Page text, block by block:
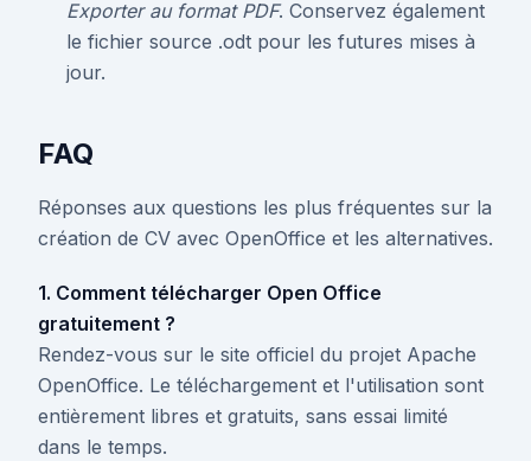
Exporter au format PDF. Conservez également
le fichier source .odt pour les futures mises à
jour.
FAQ
Réponses aux questions les plus fréquentes sur la
création de CV avec OpenOffice et les alternatives.
1. Comment télécharger Open Office
gratuitement ?
Rendez-vous sur le site officiel du projet Apache
OpenOffice. Le téléchargement et l'utilisation sont
entièrement libres et gratuits, sans essai limité
dans le temps.